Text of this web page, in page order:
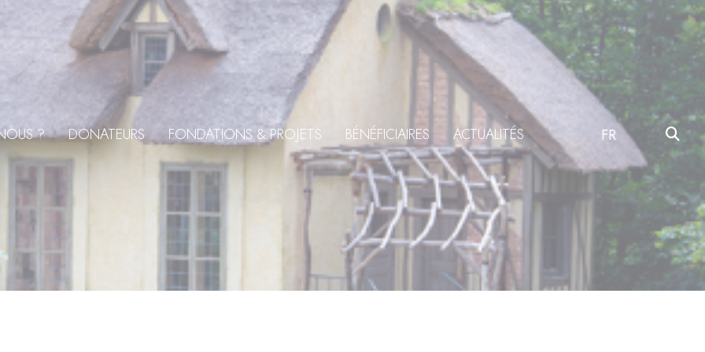
? DONATEURS FONDATIONS & PROJETS BÉNÉFICIAIRES ACTUALITÉS FR